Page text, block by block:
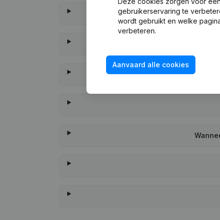
gebruikerservaring te
wordt gebruikt en welke
verbeteren.
Aanvaard alle cookies